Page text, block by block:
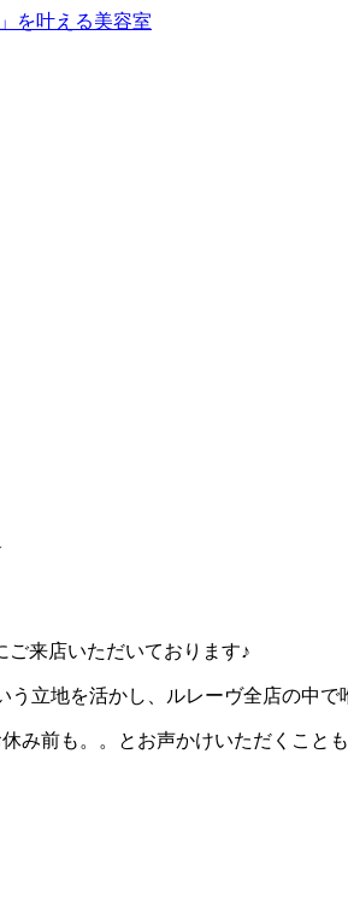
ご来店いただいております♪
立地を活かし、ルレーヴ全店の中で
み前も。。とお声かけいただくこと